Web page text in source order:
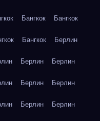
Бангкок Бангкок
Бангкок Берлин
Берлин Берлин
Берлин Берлин
Берлин Берлин